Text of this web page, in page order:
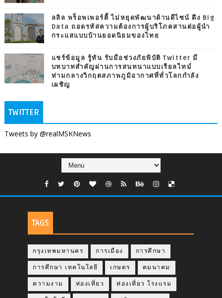
ลลิล พร็อพเพอร์ตี้ ไม่หยุดพัฒนาด้านดีไซน์ ดึง Big
Data ถอดรหัสความต้องการผู้บริโภคสานต่อผู้นำ
กระแสแบบบ้านยอดนิยมของไทย
แชร์ข้อมูล รู้ทัน รับมือช่วงภัยพิบัติ Twitter มี
บทบาทสำคัญผ่านการสนทนาแบบเรียลไทม์
ท่ามกลางวิกฤตสภาพภูมิอากาศที่ทั่วโลกกำลัง
เผชิญ
TWITTER
Tweets by @realMSKNews
TAGS
กรุงเทพมหานคร การเมือง การศึกษา
การศึกษา เทคโนโลยี เกษตร คมนาคม
ความงาม ท่องเที่ยว ท่องเที่ยว โรงแรม